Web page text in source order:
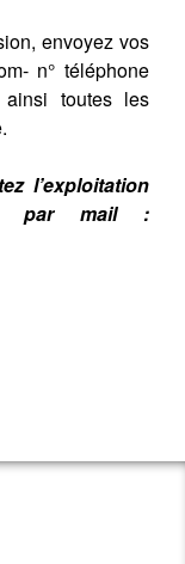
envoyez vos
n° téléphone
toutes les
l’exploitation
par mail :